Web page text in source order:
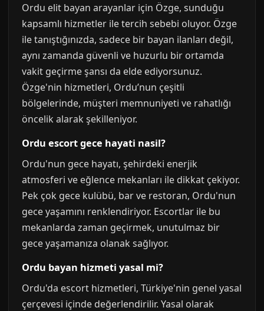
Ordu elit bayan arayanlar için Özge, sunduğu
kapsamlı hizmetler ile tercih sebebi oluyor. Özge
ile tanıştığınızda, sadece bir bayan ilanları değil,
aynı zamanda güvenli ve huzurlu bir ortamda
vakit geçirme şansı da elde ediyorsunuz.
Özge'nin hizmetleri, Ordu’nun çeşitli
bölgelerinde, müşteri memnuniyeti ve rahatlığı
öncelik alarak şekilleniyor.
Ordu escort gece hayati nasil?
Ordu'nun gece hayatı, şehirdeki enerjik
atmosferi ve eğlence mekanları ile dikkat çekiyor.
Pek çok gece kulübü, bar ve restoran, Ordu'nun
gece yaşamını renklendiriyor. Escortlar ile bu
mekanlarda zaman geçirmek, unutulmaz bir
gece yaşamanıza olanak sağlıyor.
Ordu bayan hizmeti yasal mi?
Ordu'da escort hizmetleri, Türkiye'nin genel yasal
çerçevesi içinde değerlendirilir. Yasal olarak